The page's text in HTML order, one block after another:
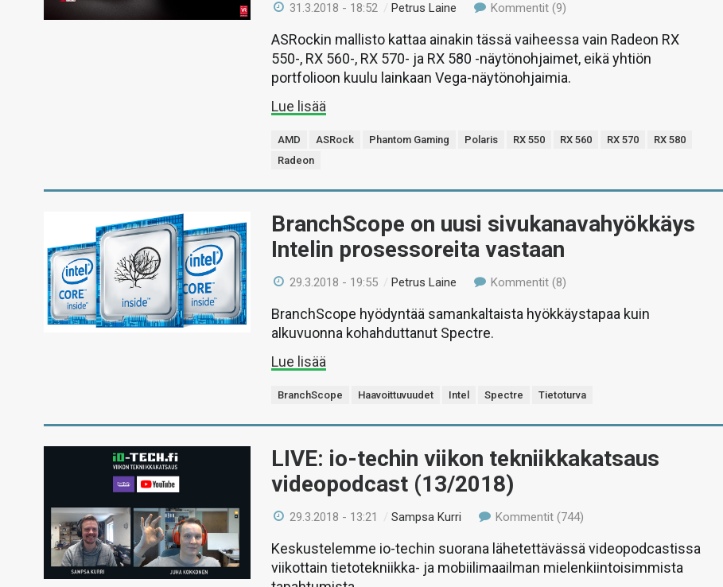
31.3.2018 - 18:52 /Petrus Laine Kommentit (9)
ASRockin mallisto kattaa ainakin tässä vaiheessa vain Radeon RX
550-, RX 560-, RX 570- ja RX 580 -näytönohjaimet, eikä yhtiön
portfolioon kuulu lainkaan Vega-näytönohjaimia.
Lue lisää
AMD ASRock Phantom Gaming Polaris RX 550 RX 560 RX 570
RX 580
Radeon
BranchScope on uusi sivukanavahyökkäys
Intelin prosessoreita vastaan
29.3.2018 - 19:55 /Petrus Laine Kommentit (8)
BranchScope hyödyntää samankaltaista hyökkäystapaa kuin
alkuvuonna kohahduttanut Spectre.
Lue lisää
BranchScope Haavoittuvuudet Intel Spectre Tietoturva
LIVE: io-techin viikon tekniikkakatsaus
videopodcast (13/2018)
29.3.2018 - 13:21 /Sampsa Kurri Kommentit (744)
Keskustelemme io-techin suorana lähetettävässä videopodcastissa
viikottain tietotekniikka- ja mobiilimaailman mielenkiintoisimmista